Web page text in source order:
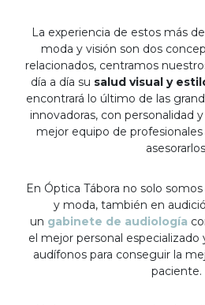
La experiencia de estos más
moda y visión son dos
relacionados, centramos
día a día su salud visual y
encontrará lo último de las
innovadoras, con personalidad
mejor equipo de profesionales
En Óptica Tábora no solo
y moda, también en
un gabinete de audiología
el mejor personal
audífonos para conseguir la
paciente.